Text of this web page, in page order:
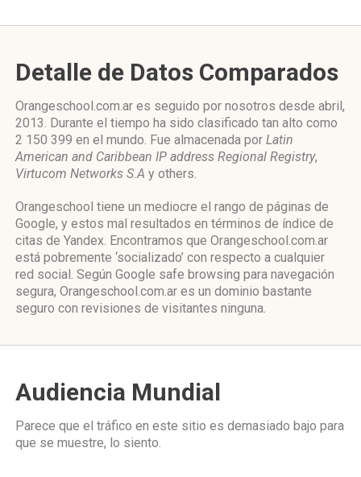
Detalle de Datos Comparados
Orangeschool.com.ar es seguido por nosotros desde abril,
2013. Durante el tiempo ha sido clasificado tan alto como
2 150 399 en el mundo. Fue almacenada por Latin
American and Caribbean IP address Regional Registry,
Virtucom Networks S.A y others.
Orangeschool tiene un mediocre el rango de páginas de
Google, y estos mal resultados en términos de índice de
citas de Yandex. Encontramos que Orangeschool.com.ar
está pobremente ‘socializado’ con respecto a cualquier
red social. Según Google safe browsing para navegación
segura, Orangeschool.com.ar es un dominio bastante
seguro con revisiones de visitantes ninguna.
Audiencia Mundial
Parece que el tráfico en este sitio es demasiado bajo para
que se muestre, lo siento.